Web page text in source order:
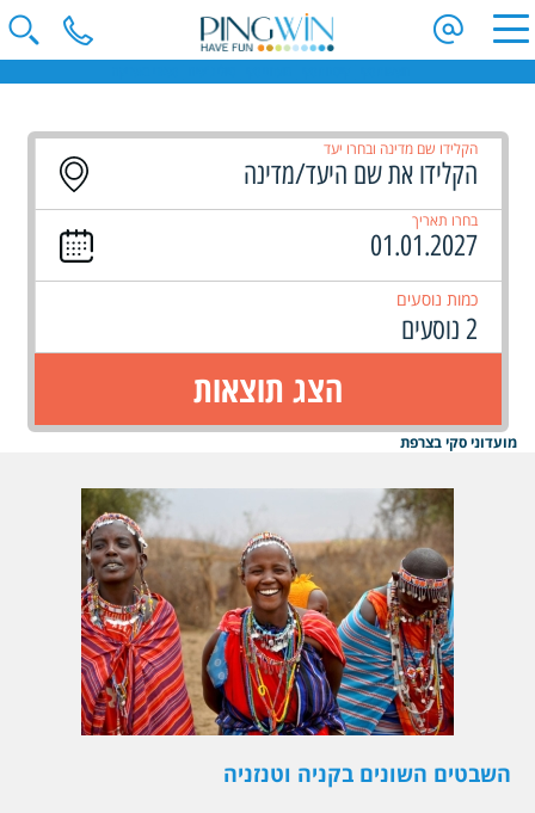
הקלידו שם מדינה ובחרו יעד
בחרו תאריך
כמות נוסעים
2 נוסעים
הצג תוצאות
מועדוני סקי בצרפת
השבטים השונים בקניה וטנזניה